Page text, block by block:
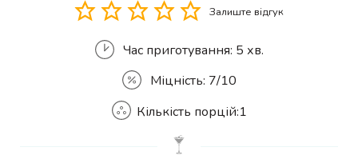
Залиште відгук
Час приготування: 5 хв.
Міцність: 7/10
Кількість порцій:1